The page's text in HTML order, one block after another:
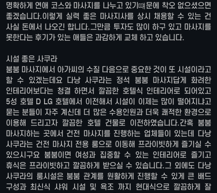
명확하게 연애 코스와 마사지를 나누고 있기떄문에 착오 없으셨으면
좋겠습니다.이렇게 실력 좋은 마사지사를 상시 채용할 수 있는 건
사실 돈에서 나오긴 합니다.그만큼 투자도 많이 하구 있고 마사지를
못한다는 후기가 있는 애들은 과감하게 교체 하고 있습니다.
시설 좋은 사쿠라
붐붐 마사지에서 아가씨의 수질 다음으로 중요한 것이 또 시설이라고
할 수 있겠는데요 다낭 사쿠라는 정석 붐붐 마사지답게 화려한
인테리어보다는 청결 하면서 깔끔한 호텔식 인테리어로 되어있고
5성 호텔 D LG 호텔에서 이전해서 시설이 이제는 많이 떨어지냐고
묻는 분들이 자주 계신데 더 많은 수용인원과 더욱 쾌적한 환경으로
이용해 드리고자 깔끔한 호텔 건물로 이전하였습니다.간혹 붐붐
마사지하는 곳에서 건전 마사지를 진행하는 업체들이 있는데 다낭
사쿠라는 건전 마사지 전용 룸으로 이동해 프라이빗하게 즐기실 수
있으시구요 붐붐이면 여성과 집중할 수 있는 인테리어로 즐기고
휴식은 프라이빗하고 깔끔하게 받으실 수 있습니다.그 외에도 다낭
사쿠라의 룸시설은 붐붐 관계를 원활하게 진행할 수 있게 큰 배드
구성과 최신식 샤워 시설 및 욕조 까지 현대식으로 깔끔하게 잘